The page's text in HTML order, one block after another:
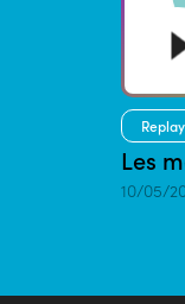
Replay
Les
10/05/